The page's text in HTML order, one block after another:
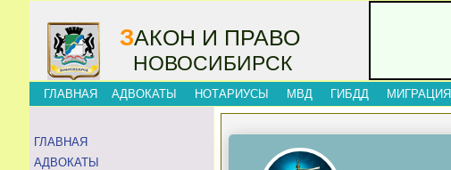
ЗАКОН И ПРАВО
НОВОСИБИРСК
ГЛАВНАЯ АДВОКАТЫ НОТАРИУСЫ МВД ГИБДД МИГРАЦИЯ
ГЛАВНАЯ
АДВОКАТЫ